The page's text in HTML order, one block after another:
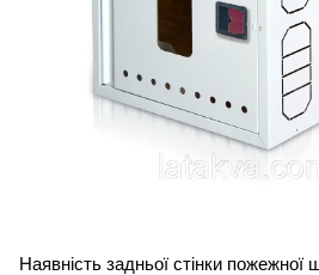
Наявність задньої стінки пожежної